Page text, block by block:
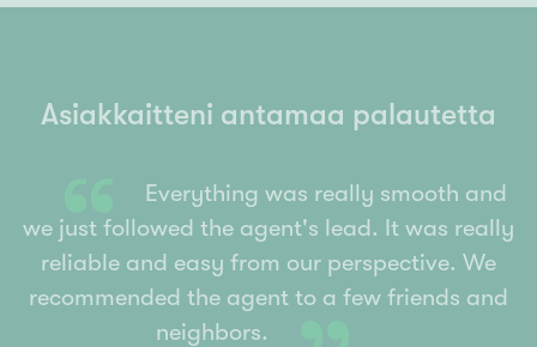
Asiakkaitteni antamaa palautetta
“
Everything was really smooth and
we just followed the agent's lead. It was really
reliable and easy from our perspective. We
recommended the agent to a few friends and
neighbors.